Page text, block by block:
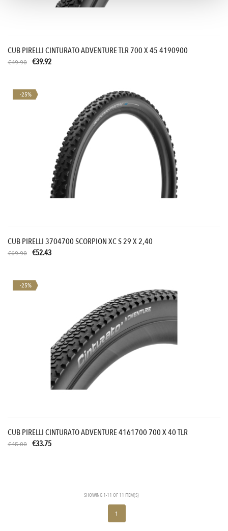
CUB PIRELLI CINTURATO ADVENTURE TLR 700 X 45 4190900
€49.90 €39.92
-25%
CUB PIRELLI 3704700 SCORPION XC S 29 X 2,40
€69.90 €52.43
-25%
CUB PIRELLI CINTURATO ADVENTURE 4161700 700 X 40 TLR
€45.00 €33.75
SHOWING 1-11 OF 11 ITEM(S)
1